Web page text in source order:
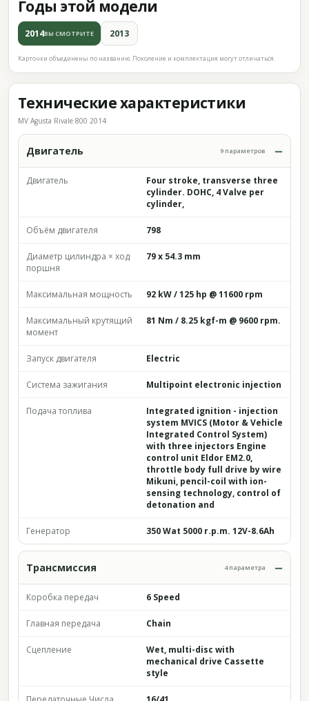
Годы этой модели
2014ВЫ СМОТРИТЕ 2013
Карточки объединены по названию. Поколение и комплектация могут отличаться.
Технические характеристики
MV Agusta Rivale 800 2014
Двигатель 9 параметров
Двигатель
Four stroke, transverse three
cylinder. DOHC, 4 Valve per
cylinder,
Объём двигателя 798
Диаметр цилиндра × ход
поршня
79 x 54.3 mm
Максимальная мощность 92 kW / 125 hp @ 11600 rpm
Максимальный крутящий
момент
81 Nm / 8.25 kgf-m @ 9600 rpm.
Запуск двигателя Electric
Система зажигания Multipoint electronic injection
Подача топлива
Integrated ignition - injection
system MVICS (Motor & Vehicle
Integrated Control System)
with three injectors Engine
control unit Eldor EM2.0,
throttle body full drive by wire
Mikuni, pencil-coil with ion-
sensing technology, control of
detonation and
Генератор 350 Wat 5000 r.p.m. 12V-8.6Ah
Трансмиссия 4 параметра
Коробка передач 6 Speed
Главная передача Chain
Сцепление
Wet, multi-disc with
mechanical drive Cassette
style